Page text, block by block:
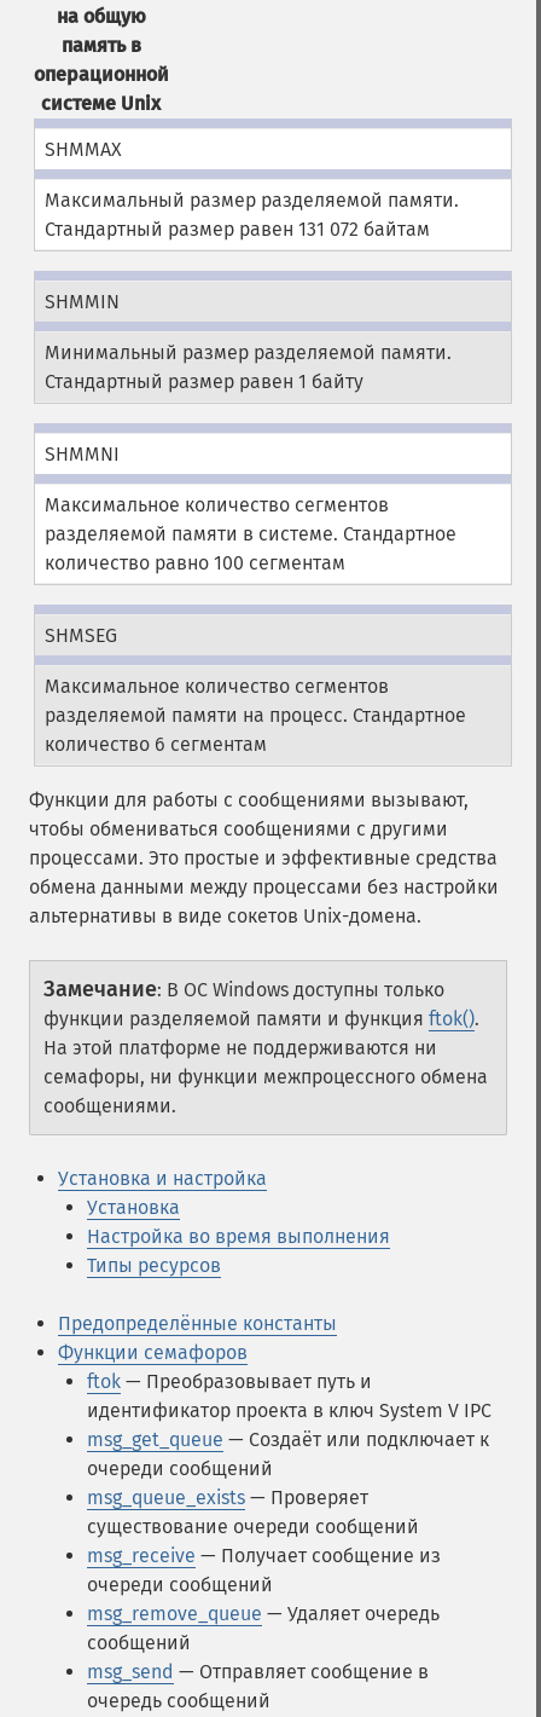
на общую
память в
операционной
системе Unix
SHMMAX
Максимальный размер разделяемой памяти.
Стандартный размер равен 131 072 байтам
SHMMIN
Минимальный размер разделяемой памяти.
Стандартный размер равен 1 байту
SHMMNI
Максимальное количество сегментов
разделяемой памяти в системе. Стандартное
количество равно 100 сегментам
SHMSEG
Максимальное количество сегментов
разделяемой памяти на процесс. Стандартное
количество 6 сегментам
Функции для работы с сообщениями вызывают,
чтобы обмениваться сообщениями с другими
процессами. Это простые и эффективные средства
обмена данными между процессами без настройки
альтернативы в виде сокетов Unix-домена.
Замечание: В ОС Windows доступны только
функции разделяемой памяти и функция ftok().
На этой платформе не поддерживаются ни
семафоры, ни функции межпроцессного обмена
сообщениями.
Установка и настройка
Установка
Настройка во время выполнения
Типы ресурсов
Предопределённые константы
Функции семафоров
ftok — Преобразовывает путь и
идентификатор проекта в ключ System V IPC
msg_get_queue — Создаёт или подключает к
очереди сообщений
msg_queue_exists — Проверяет
существование очереди сообщений
msg_receive — Получает сообщение из
очереди сообщений
msg_remove_queue — Удаляет очередь
сообщений
msg_send — Отправляет сообщение в
очередь сообщений